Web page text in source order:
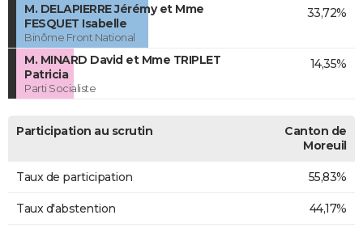
M. DELAPIERRE Jérémy et Mme
FESQUET Isabelle
Binôme Front National
33,72%
M. MINARD David et Mme TRIPLET
Patricia
Parti Socialiste
14,35%
Participation au scrutin
Canton de
Moreuil
Taux de participation 55,83%
Taux d'abstention 44,17%